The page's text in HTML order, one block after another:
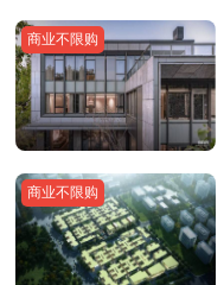
商业不限购
商业不限购